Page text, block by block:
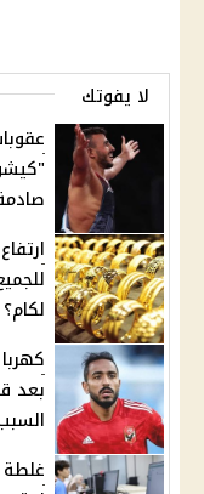
لا يفوتك
لكام؟
بعد